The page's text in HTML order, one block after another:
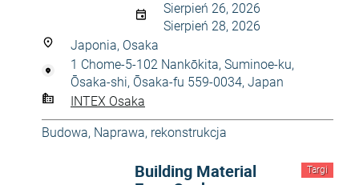
Sierpień 26, 2026
Sierpień 28, 2026
Japonia, Osaka
1 Chome-5-102 Nankōkita, Suminoe-ku,
Ōsaka-shi, Ōsaka-fu 559-0034, Japan
INTEX Osaka
Budowa, Naprawa, rekonstrukcja
Targi
Building Material